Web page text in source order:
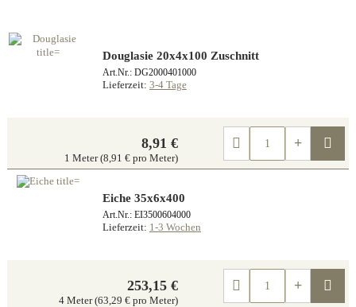
Douglasie 20x4x100 Zuschnitt
Art.Nr.: DG2000401000
Lieferzeit: 3-4 Tage
8,91 €
1 Meter (8,91 € pro Meter)
Eiche 35x6x400
Art.Nr.: EI3500604000
Lieferzeit: 1-3 Wochen
253,15 €
4 Meter (63,29 € pro Meter)